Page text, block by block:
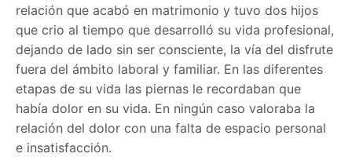
relación que acabó en matrimonio y tuvo dos hijos
que crio al tiempo que desarrolló su vida profesional,
dejando de lado sin ser consciente, la vía del disfrute
fuera del ámbito laboral y familiar. En las diferentes
etapas de su vida las piernas le recordaban que
había dolor en su vida. En ningún caso valoraba la
relación del dolor con una falta de espacio personal
e insatisfacción.